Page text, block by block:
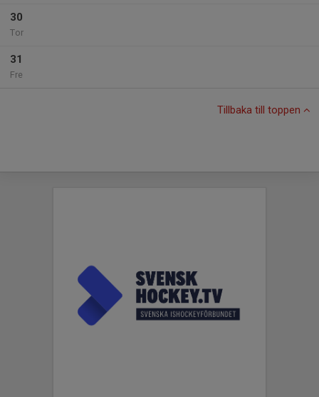
30
Tor
31
Fre
Tillbaka till toppen